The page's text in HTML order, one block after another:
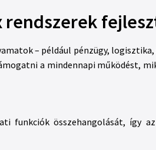
– például pénzügy,
a mindennapi működést,
funkciók összehangolását, így